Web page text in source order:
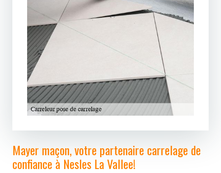
Mayer maçon, votre partenaire carrelage de
confiance à Nesles La Vallee!